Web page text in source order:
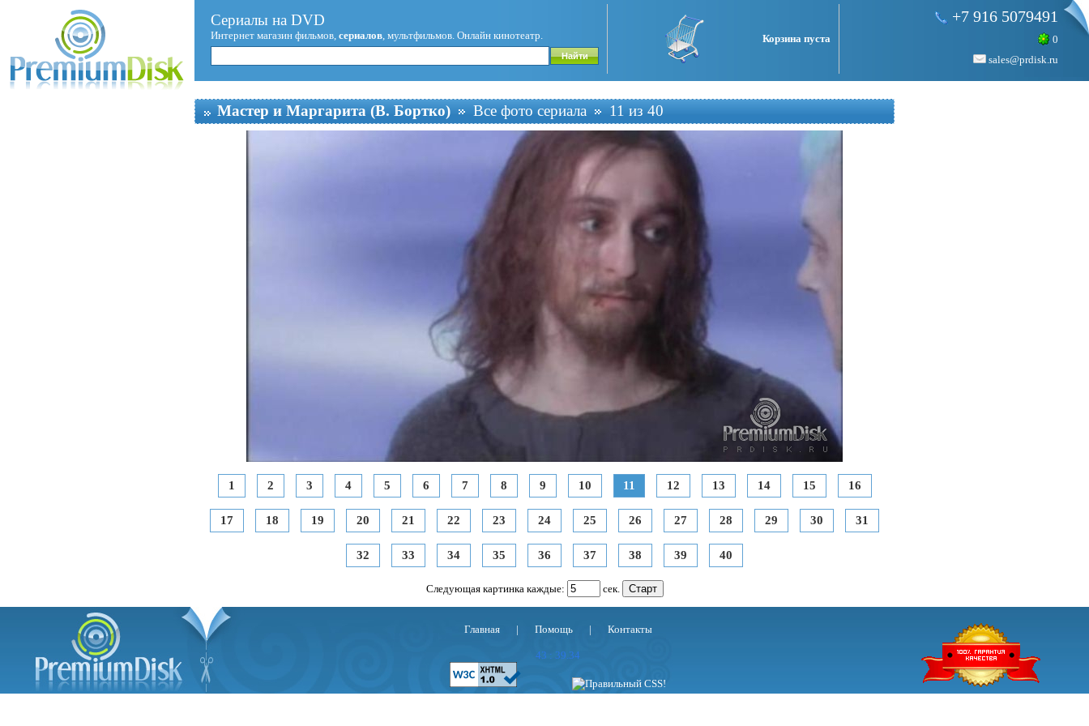
Сериалы на DVD
Интернет магазин фильмов, сериалов, мультфильмов. Онлайн кинотеатр. Корзина пуста
+7 916 5079491
0
sales@prdisk.ru
Мастер и Маргарита (В. Бортко) Все фото сериала 11 из 40
1 2 3 4 5 6 7 8 9 10 11 12 13 14 15 16
17 18 19 20 21 22 23 24 25 26 27 28 29 30 31
32 33 34 35 36 37 38 39 40
Следующая картинка каждые: сек.
Главная | Помощь | Контакты
43 : 39.34